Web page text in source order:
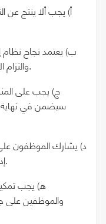
أ) يجب ألا ينتج عن
ب) يعتمد نجاح
والتزام الإدارة العليا وليس على الاستشاري وحده.
ج) يجب على
سيضمن في نهاية
د) يشارك الموظفون
إدارة الجودة في عمليات المنظمة الشاملة.
ه) يجب
والموظفين على